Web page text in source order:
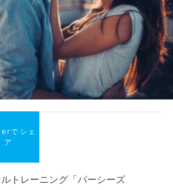
でシェ
ア
トレーニング「パーシーズ